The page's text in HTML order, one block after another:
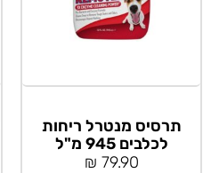
תרסיס מנטרל ריחות
לכלבים 945 מ"ל
79.90
₪